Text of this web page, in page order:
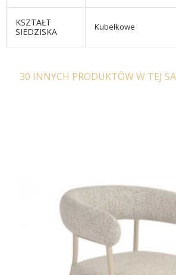
KSZTAŁT
SIEDZISKA
Kubełkowe
KRZESŁO OBROTOWE
FOTEL
30 INNYCH PRODUKTÓW W TEJ